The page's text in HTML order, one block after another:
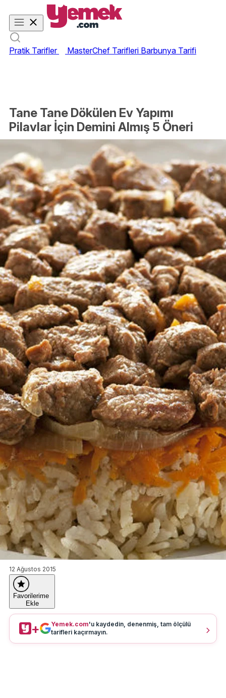
Pratik Tarifler MasterChef Tarifleri Barbunya Tarifi
Tane Tane Dökülen Ev Yapımı
Pilavlar İçin Demini Almış 5 Öneri
12 Ağustos 2015
Favorilerime
Ekle
+ Yemek.com'u kaydedin, denenmiş, tam ölçülü
tarifleri kaçırmayın.